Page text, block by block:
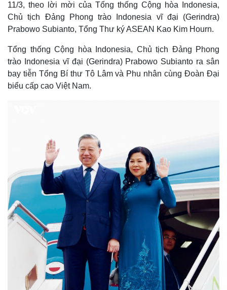
11/3, theo lời mời của Tổng thống Cộng hòa Indonesia,
Chủ tịch Đảng Phong trào Indonesia vĩ đại (Gerindra)
Prabowo Subianto, Tổng Thư ký ASEAN Kao Kim Hourn.
Tổng thống Cộng hòa Indonesia, Chủ tịch Đảng Phong
trào Indonesia vĩ đại (Gerindra) Prabowo Subianto ra sân
bay tiễn Tổng Bí thư Tô Lâm và Phu nhân cùng Đoàn Đại
biểu cấp cao Việt Nam.